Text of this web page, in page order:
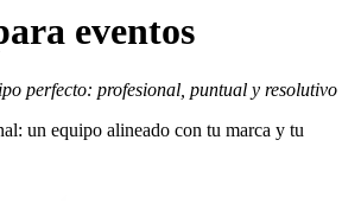
eventos
perfecto: profesional, puntual y resolutivo
un equipo alineado con tu marca y tu